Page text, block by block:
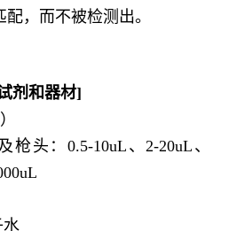
，而不被检测出。
剂和器材]
枪头：0.5-10uL、2-20uL、
水